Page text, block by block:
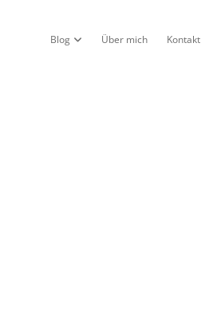
Blog Dropdown-Menü öffnen
Über mich Kontakt